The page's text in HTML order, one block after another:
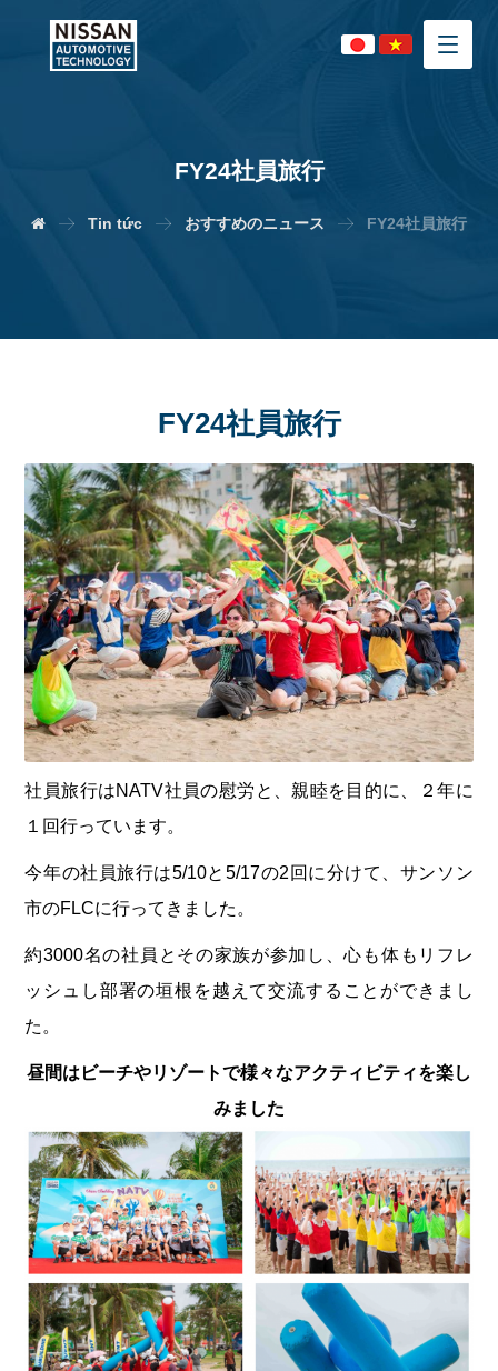
FY24社員旅行
Tin tức おすすめのニュース FY24社員旅行
FY24社員旅行
社員旅行はNATV社員の慰労と、親睦を目的に、２年に
１回行っています。
今年の社員旅行は5/10と5/17の2回に分けて、サンソン
市のFLCに行ってきました。
約3000名の社員とその家族が参加し、心も体もリフレ
ッシュし部署の垣根を越えて交流することができまし
た。
昼間はビーチやリゾートで様々なアクティビティを楽し
みました